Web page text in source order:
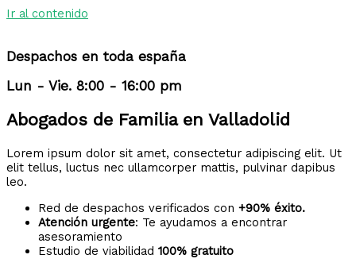
Ir al contenido
Despachos en toda españa
Lun - Vie. 8:00 - 16:00 pm
Abogados de Familia en Valladolid
Lorem ipsum dolor sit amet, consectetur adipiscing elit. Ut
elit tellus, luctus nec ullamcorper mattis, pulvinar dapibus
leo.
Red de despachos verificados con +90% éxito.
Atención urgente: Te ayudamos a encontrar
asesoramiento
Estudio de viabilidad 100% gratuito